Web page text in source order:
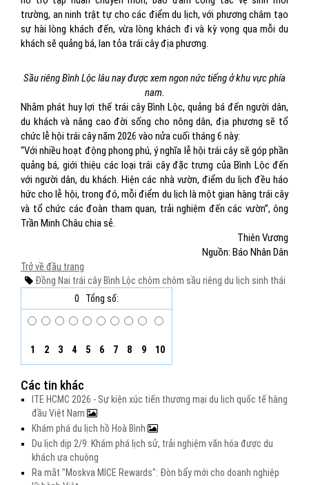
trường, an ninh trật tự cho các điểm du lịch, với phương châm tạo
sự hài lòng khách đến, vừa lòng khách đi và kỳ vọng qua mỗi du
khách sẽ quảng bá, lan tỏa trái cây địa phương.
Sầu riêng Bình Lộc lâu nay được xem ngon nức tiếng ở khu vực phía
nam.
Nhằm phát huy lợi thế trái cây Bình Lộc, quảng bá đến người dân,
du khách và nâng cao đời sống cho nông dân, địa phương sẽ tổ
chức lễ hội trái cây năm 2026 vào nửa cuối tháng 6 này:
“Với nhiều hoạt động phong phú, ý nghĩa lễ hội trái cây sẽ góp phần
quảng bá, giới thiệu các loại trái cây đặc trưng của Bình Lộc đến
với người dân, du khách. Hiện các nhà vườn, điểm du lịch đều háo
hức cho lễ hội, trong đó, mỗi điểm du lịch là một gian hàng trái cây
và tổ chức các đoàn tham quan, trải nghiệm đến các vườn”, ông
Trần Minh Châu chia sẻ.
Thiên Vương
Nguồn: Báo Nhân Dân
Trở về đầu trang
Đồng Nai trái cây Bình Lộc chôm chôm sầu riêng du lịch sinh thái
0
Tổng số:
1 2 3 4 5 6 7 8 9 10
Các tin khác
ITE HCMC 2026 - Sự kiện xúc tiến thương mại du lịch quốc tế hàng
đầu Việt Nam
Khám phá du lịch hồ Hoà Bình
Du lịch dịp 2/9: Khám phá lịch sử, trải nghiệm văn hóa được du
khách ưa chuộng
Ra mắt "Moskva MICE Rewards": Đòn bẩy mới cho doanh nghiệp